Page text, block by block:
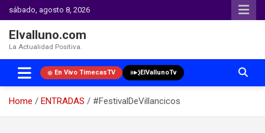
sábado, agosto 8, 2026
Elvalluno.com
La Actualidad Positiva.
En Vivo TimecasTV ElVallunoTv
Home ENTRADAS
#FestivalDeVillancicos